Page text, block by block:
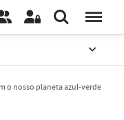
o nosso planeta azul-verde